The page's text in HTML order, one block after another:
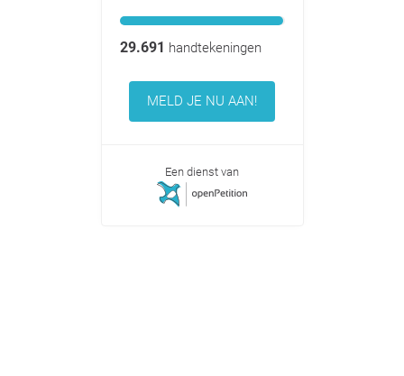
29.691 handtekeningen
MELD JE NU AAN!
Een dienst van